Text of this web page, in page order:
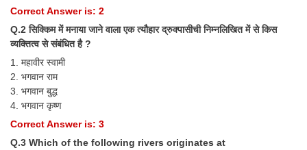
SSC CGL TIER-2
TIER-2 Papers
TIER-2 Syllabus
SSC CGL PAPERS
Study Kit for CGL Tier-1
Correct Answer is: 2
Q.2 सिक्किम में मनाया जाने वाला एक त्यौहार द्रुक्पासीची निम्नलिखित में से किस
व्यक्तित्व से संबंधित है ?
1. महावीर स्वामी
2. भगवान राम
3. भगवान बुद्ध
4. भगवान कृष्ण
Correct Answer is: 3
Q.3 Which of the following rivers originates at